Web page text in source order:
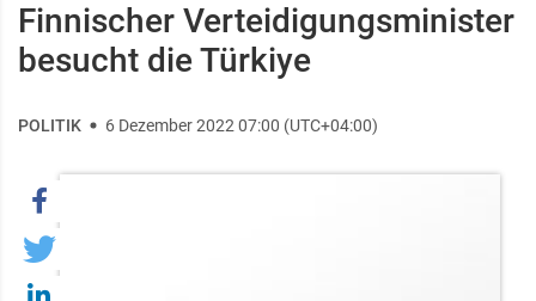
Finnischer Verteidigungsminister
besucht die Türkiye
POLITIK 6 Dezember 2022 07:00 (UTC+04:00)